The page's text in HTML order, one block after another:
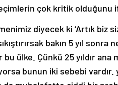
bakın 5 yıl
ülke. Çünkü 25 yıldır ana
bunun iki sebebi
da muhalefette ciddi bir